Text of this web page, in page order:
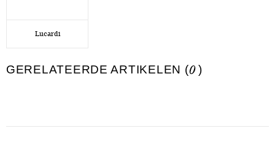
Lucardi
GERELATEERDE ARTIKELEN (0 )